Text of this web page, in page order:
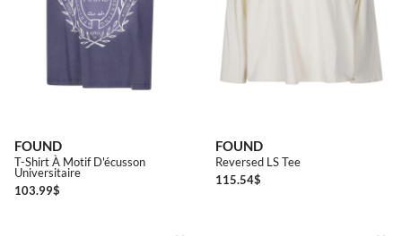
FOUND
T-Shirt À Motif D'écusson
Universitaire
103.99$
FOUND
Reversed LS Tee
115.54$